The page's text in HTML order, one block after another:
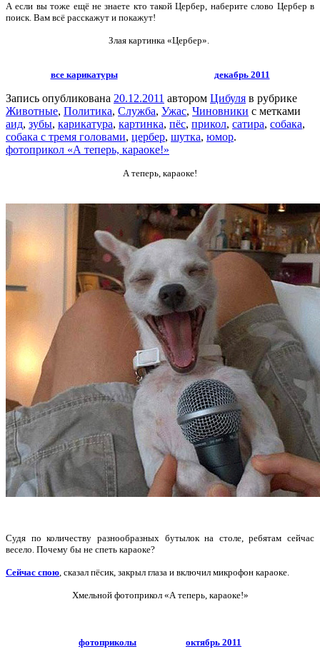
А если вы тоже ещё не знаете кто такой Цербер, наберите слово Цербер в
поиск. Вам всё расскажут и покажут!
Злая картинка «Цербер».
все карикатуры декабрь 2011
Запись опубликована 20.12.2011 автором Цибуля в рубрике
Животные, Политика, Служба, Ужас, Чиновники с метками
аид, зубы, карикатура, картинка, пёс, прикол, сатира, собака,
собака с тремя головами, цербер, шутка, юмор.
фотоприкол «А теперь, караоке!»
А теперь, караоке!
Судя по количеству разнообразных бутылок на столе, ребятам сейчас
весело. Почему бы не спеть караоке?
Сейчас спою, сказал пёсик, закрыл глаза и включил микрофон караоке.
Хмельной фотоприкол «А теперь, караоке!»
фотоприколы октябрь 2011